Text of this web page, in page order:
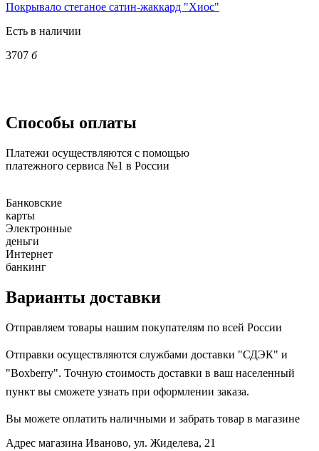
Покрывало стеганое сатин-жаккард "Хиос"
Есть в наличии
3707 б
Способы оплаты
Платежи осуществляются с помощью
платежного сервиса №1 в России
Банковские
карты
Электронные
деньги
Интернет
банкинг
Варианты доставки
Отправляем товары нашим покупателям по всей России
Отправки осуществляются службами доставки "СДЭК" и
"Boxberry". Точную стоимость доставки в ваш населенный
пункт вы сможете узнать при оформлении заказа.
Вы можете оплатить наличными и забрать товар в магазине
Адрес магазина Иваново, ул. Жиделева, 21